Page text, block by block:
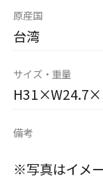
原産国
台湾
サイズ・重量
備考
※写真はイメ